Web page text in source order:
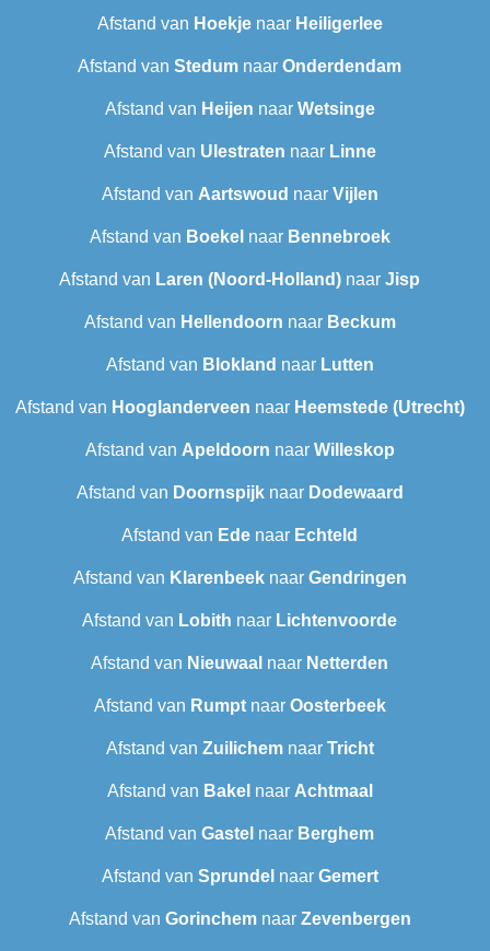
Afstand van Hoekjenaar Heiligerlee
Afstand van Stedum naar Onderdendam
Afstand van Heijen naar Wetsinge
Afstand van Ulestraten naar Linne
Afstand van Aartswoud naar Vijlen
Afstand van Boekel naar Bennebroek
Afstand van Laren (Noord-Holland) naar Jisp
Afstand van Hellendoorn naar Beckum
Afstand van Blokland naar Lutten
Afstand van Hooglanderveen naar Heemstede (Utrecht)
Afstand van Apeldoorn naar Willeskop
Afstand van Doornspijknaar Dodewaard
Afstand van Ede naar Echteld
Afstand van Klarenbeeknaar Gendringen
Afstand van Lobith naar Lichtenvoorde
Afstand van Nieuwaal naar Netterden
Afstand van Rumptnaar Oosterbeek
Afstand van Zuilichemnaar Tricht
Afstand van Bakel naar Achtmaal
Afstand van Gastel naar Berghem
Afstand van Sprundel naar Gemert
Afstand van Gorinchemnaar Zevenbergen